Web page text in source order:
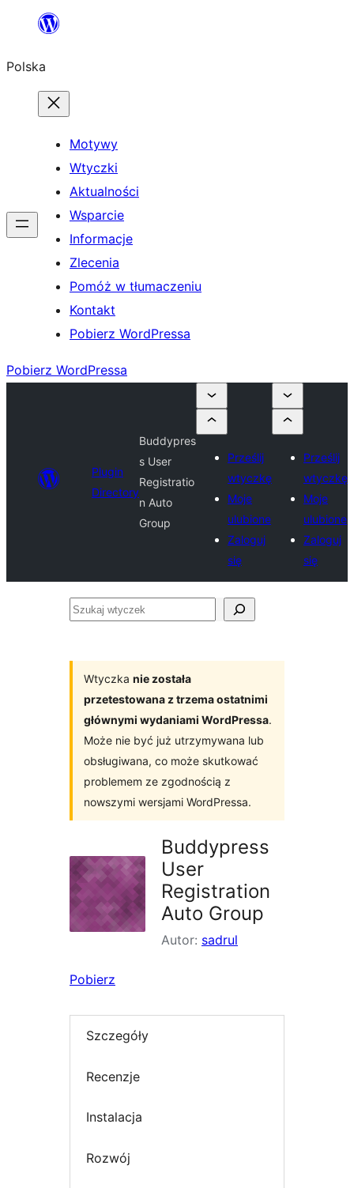
Przejdź
treści
Polska
Motywy
Wtyczki
Aktualności
Wsparcie
Informacje
Zlecenia
Pomóż w tłumaczeniu
Kontakt
Pobierz WordPressa
Pobierz WordPressa
Plugin
Directory
Buddypres
s User
Registratio
n Auto
Group
Prześlij
wtyczkę
Moje
ulubione
Zaloguj
się
Prześlij
wtyczkę
Moje
ulubione
Zaloguj
się
Szukaj
Wtyczka nie została
przetestowana z trzema ostatnimi
głównymi wydaniami WordPressa.
Może nie być już utrzymywana lub
obsługiwana, co może skutkować
problemem ze zgodnością z
nowszymi wersjami WordPressa.
Buddypress
User
Registration
Auto Group
Autor: sadrul
Pobierz
Szczegóły
Recenzje
Instalacja
Rozwój